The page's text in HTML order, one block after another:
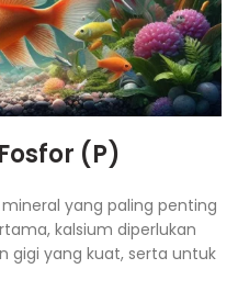
(P)
yang paling penting
kalsium diperlukan
gigi yang kuat, serta untuk